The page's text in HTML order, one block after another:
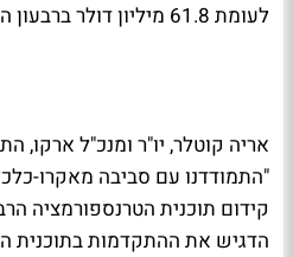
לעומת 61.8 מיליון דולר ברבעון המקביל.
אריה קוטלר, יו"ר ומנכ"ל ארקו,
קידום תוכנית הטרנספורמציה
הדגיש את ההתקדמות בתוכנית